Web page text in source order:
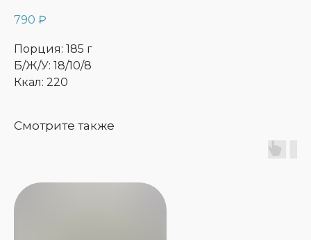
790 ₽
Порция: 185 г
Б/Ж/У: 18/10/8
Ккал: 220
Смотрите также